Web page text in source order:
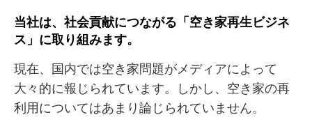
当社は、社会貢献につながる「空き家再生ビジネ
ス」に取り組みます。
現在、国内では空き家問題がメディアによって
大々的に報じられています。しかし、空き家の再
利用についてはあまり論じられていません。